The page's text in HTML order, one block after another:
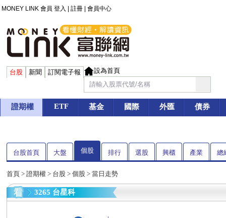
MONEY LINK 會員 登入 註冊 會員中心
台股 新聞 訂閱電子報 設為首頁
證期權 ETF 基金 國際 外匯 債券
台股首頁 大盤 個股 排行 選股 興櫃 產業 總
首頁 > 證期權 > 台股 > 個股 > 當日走勢
3265 台星科